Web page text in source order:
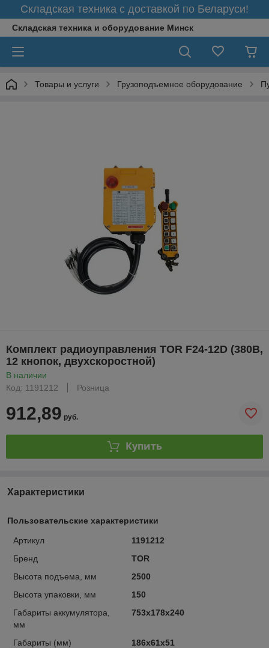
Складская техника с доставкой по Беларуси!
Складская техника и оборудование Минск
Товары и услуги Грузоподъемное оборудование
Комплект радиоуправления TOR F24-12D (380В,
12 кнопок, двухскоростной)
В наличии
Код: 1191212
Розница
912,89 руб.
Купить
Характеристики
Пользовательские характеристики
Артикул
1191212
Бренд
TOR
Высота подъема, мм
2500
Высота упаковки, мм
150
Габариты аккумулятора,
мм
753x178x240
Габариты (мм)
186x61x51